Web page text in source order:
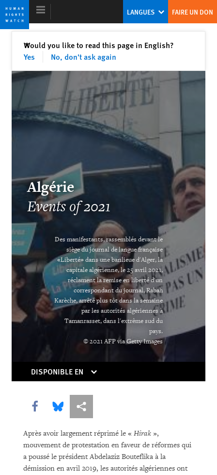
Skip
to
cookie
privacy
Skip
to
main
content
Rapport mondial 2022
Face aux autocrates sur la défensive,
les dirigeants démocrates seront-ils à
la hauteur ?
Ex-Directeur exécutif de Human Rights Watch
LANGUES FAIRE UN DON
Would you like to read this page in English?
Yes
No, don't ask again
✕Fermer
Algérie
Events of 2021
Des manifestants, rassemblés devant le
siège du journal de langue française
«Liberté» dans une banlieue d'Alger, la
capitale algérienne, le 25 avril 2021,
réclament la remise en liberté d'un
correspondant du journal, Rabah
Karèche, arrêté plus tôt dans la semaine
par les autorités algériennes à
Tamanrasset, dans l'extrême sud du
pays.
© 2021 AFP via Getty Images
DISPONIBLE EN
Share this via Facebook
Share this via Bluesky
Share this via Partagez
Après avoir largement réprimé le « Hirak »,
mouvement de protestation en faveur de réformes qui
a poussé le président Abdelaziz Bouteflika à la
démission en avril 2019, les autorités algériennes ont